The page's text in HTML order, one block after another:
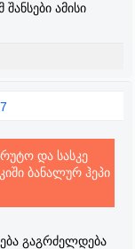
ამისი
7
და სასკე
ბანალურ ჰეპი
გაგრძელდება